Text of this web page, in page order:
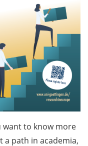
want to know more
path in academia,